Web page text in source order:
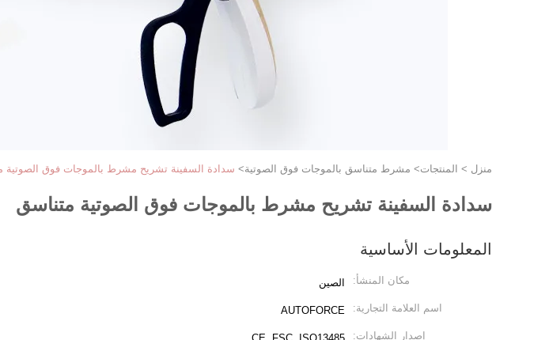
منزل > المنتجات> مشرط متناسق بالموجات فوق الصوتية> سدادة السفينة تشريح مشرط بالموجات فوق الصوتية
سدادة السفينة تشريح مشرط بالموجات فوق الصوتية متناسق
المعلومات الأساسية
مكان المنشأ: الصين
اسم العلامة التجارية: AUTOFORCE
إصدار الشهادات: